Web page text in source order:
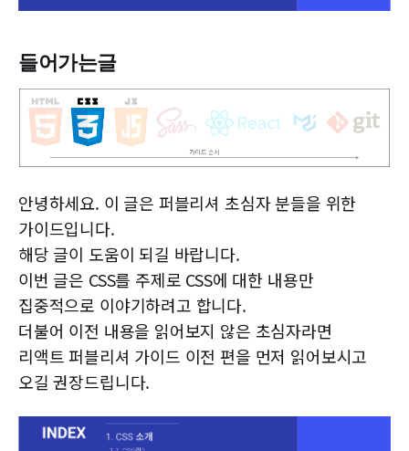
들어가는글
안녕하세요. 이 글은 퍼블리셔 초심자 분들을 위한
가이드입니다.
해당 글이 도움이 되길 바랍니다.
이번 글은 CSS를 주제로 CSS에 대한 내용만
집중적으로 이야기하려고 합니다.
더불어 이전 내용을 읽어보지 않은 초심자라면
리액트 퍼블리셔 가이드 이전 편을 먼저 읽어보시고
오길 권장드립니다.